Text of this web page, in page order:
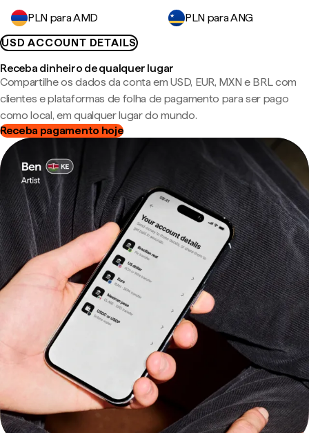
PLN para AMD
PLN para ANG
USD ACCOUNT DETAILS
Receba dinheiro de qualquer lugar
Compartilhe os dados da conta em USD, EUR, MXN e BRL com
clientes e plataformas de folha de pagamento para ser pago
como local, em qualquer lugar do mundo.
Receba pagamento hoje